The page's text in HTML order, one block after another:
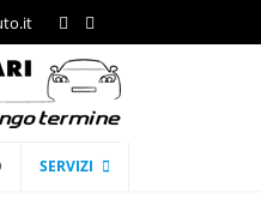
SERVIZI